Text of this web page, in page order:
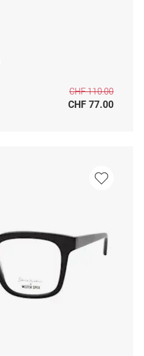
CHF 110.00
CHF 77.00